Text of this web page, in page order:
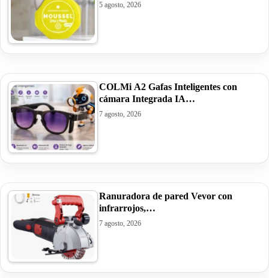
5 agosto, 2026
COLMi A2 Gafas Inteligentes con
cámara Integrada IA…
7 agosto, 2026
Ranuradora de pared Vevor con
infrarrojos,…
7 agosto, 2026